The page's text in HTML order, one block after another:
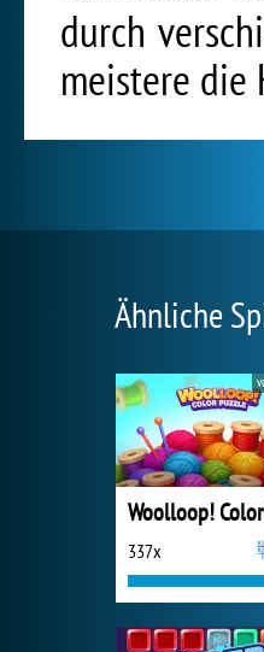
durch
meistere die
Ähnliche
337x